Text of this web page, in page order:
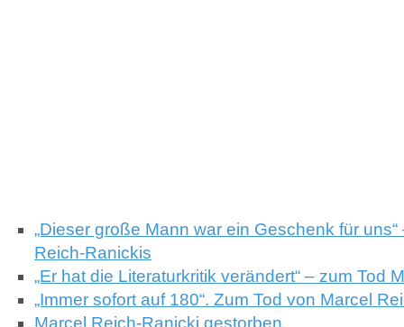
„Dieser große Mann war ein Geschenk für
Reich-Ranickis
„Er hat die Literaturkritik verändert“ – zum Tod
„Immer sofort auf 180“. Zum Tod von Marcel
Marcel Reich-Ranicki gestorben